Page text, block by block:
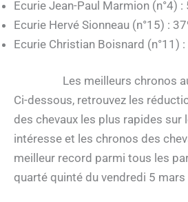
Ecurie Jean-Paul Marmion (n°4)
Ecurie Hervé Sionneau (n°15) :
Ecurie Christian Boisnard (n°11)
Les meilleurs chronos
Ci-dessous, retrouvez les
des chevaux les plus rapides sur
intéresse et les chronos des
meilleur record parmi tous les
quarté quinté du vendredi 5